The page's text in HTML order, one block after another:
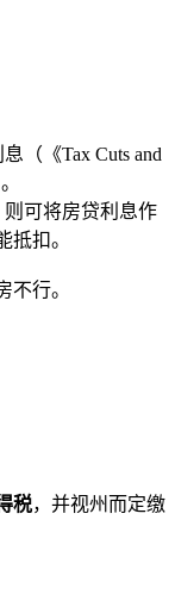
（《Tax Cuts and
则可将房贷利息作
抵扣。
不行。
税，并视州而定缴